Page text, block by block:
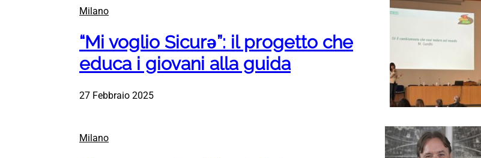
Milano
“Mi voglio Sicurǝ”: il progetto che
educa i giovani alla guida
27 Febbraio 2025
Milano